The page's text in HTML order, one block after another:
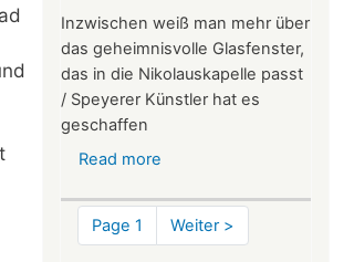
Herz
wird
85
Inzwischen weiß man mehr über
das geheimnisvolle Glasfenster,
das in die Nikolauskapelle passt
/ Speyerer Künstler hat es
geschaffen
Read more
hat
einen
Pagination
Page 1
Next
page
Weiter >